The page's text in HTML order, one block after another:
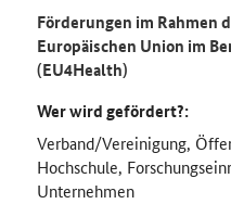
Förderungen im Rahmen
Europäischen Union im
(EU4Health)
Wer wird gefördert?:
Verband/Vereinigung,
Hochschule,
Unternehmen